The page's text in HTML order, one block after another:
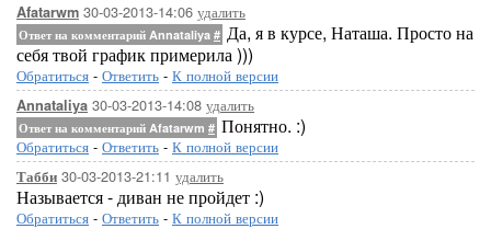
Afatarwm 30-03-2013-14:06 удалить
Ответ на комментарий Annataliya # Да, я в курсе, Наташа. Просто на
себя твой график примерила )))
Обратиться - Ответить - К полной версии
Annataliya 30-03-2013-14:08 удалить
Ответ на комментарий Afatarwm # Понятно. :)
Обратиться - Ответить - К полной версии
Табби 30-03-2013-21:11 удалить
Называется - диван не пройдет :)
Обратиться - Ответить - К полной версии